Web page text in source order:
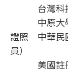
台灣科技
中原大學
證照 中華民
員）
美國註冊